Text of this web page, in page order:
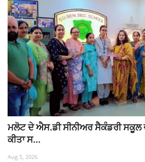
ਮਲੋਟ ਦੇ ਐਸ.ਡੀ ਸੀਨੀਅਰ ਸੈਕੰਡਰੀ ਸਕੂਲ
ਕੀਤਾ ਸ...
Aug 5, 2026